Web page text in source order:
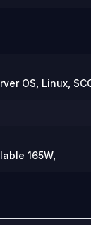
OS, Linux,
165W,